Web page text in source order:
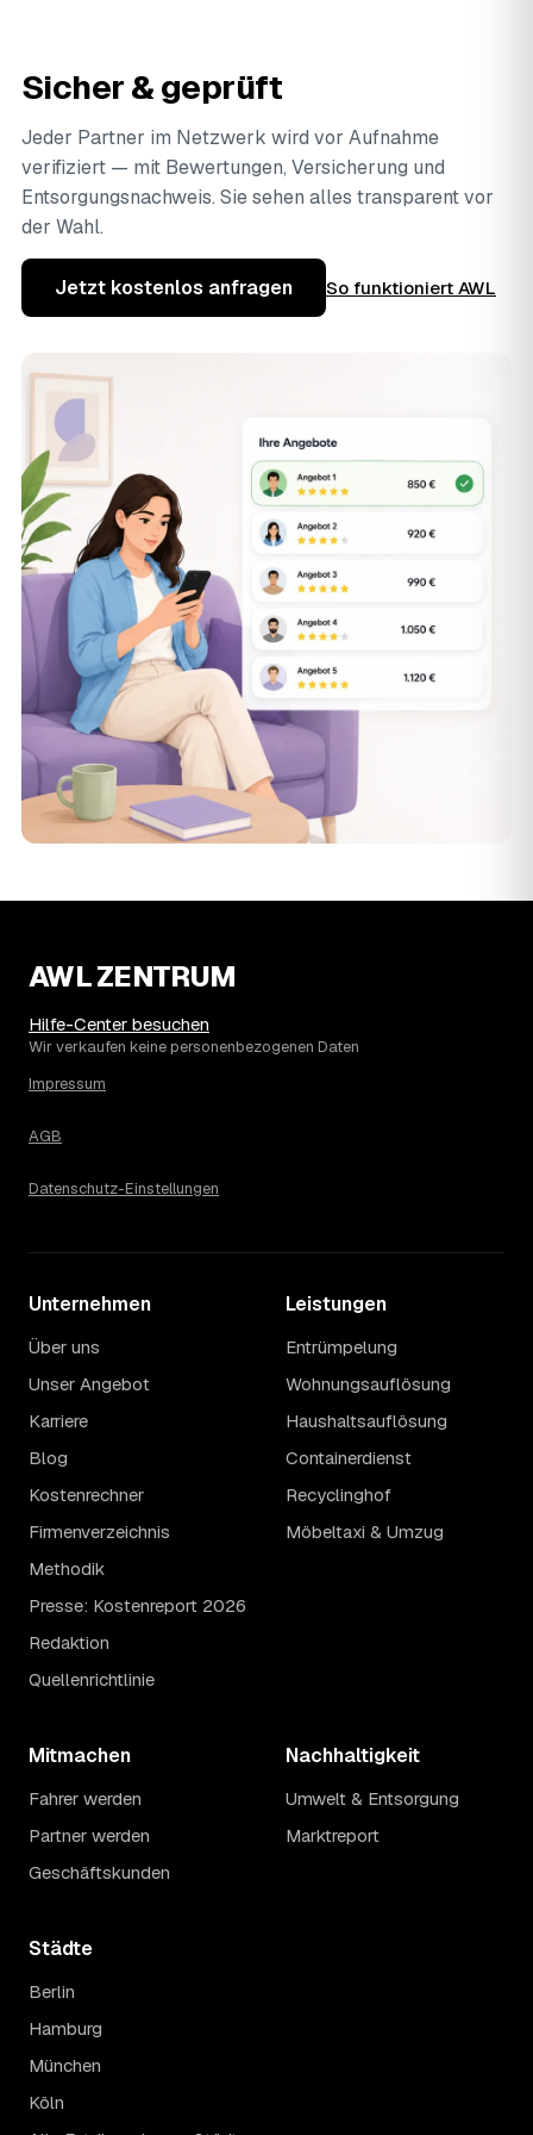
Sicher & geprüft
Jeder Partner im Netzwerk wird vor Aufnahme
verifiziert — mit Bewertungen, Versicherung und
Entsorgungsnachweis. Sie sehen alles transparent vor
der Wahl.
Jetzt kostenlos anfragen So funktioniert AWL
AWL ZENTRUM
Hilfe-Center besuchen
Wir verkaufen keine personenbezogenen Daten
Impressum
AGB
Datenschutz-Einstellungen
Unternehmen
Über uns
Unser Angebot
Karriere
Blog
Kostenrechner
Firmenverzeichnis
Methodik
Presse: Kostenreport 2026
Redaktion
Quellenrichtlinie
Leistungen
Entrümpelung
Wohnungsauflösung
Haushaltsauflösung
Containerdienst
Recyclinghof
Möbeltaxi & Umzug
Mitmachen
Fahrer werden
Partner werden
Geschäftskunden
Nachhaltigkeit
Umwelt & Entsorgung
Marktreport
Städte
Berlin
Hamburg
München
Köln